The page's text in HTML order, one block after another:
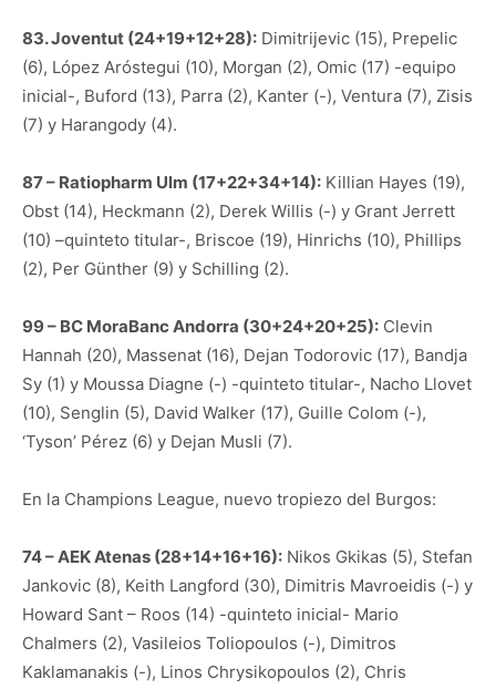
83. Joventut (24+19+12+28): Dimitrijevic (15), Prepelic
(6), López Aróstegui (10), Morgan (2), Omic (17) -equipo
inicial-, Buford (13), Parra (2), Kanter (-), Ventura (7), Zisis
(7) y Harangody (4).
87 – Ratiopharm Ulm (17+22+34+14): Killian Hayes (19),
Obst (14), Heckmann (2), Derek Willis (-) y Grant Jerrett
(10) –quinteto titular-, Briscoe (19), Hinrichs (10), Phillips
(2), Per Günther (9) y Schilling (2).
99 – BC MoraBanc Andorra (30+24+20+25): Clevin
Hannah (20), Massenat (16), Dejan Todorovic (17), Bandja
Sy (1) y Moussa Diagne (-) -quinteto titular-, Nacho Llovet
(10), Senglin (5), David Walker (17), Guille Colom (-),
‘Tyson’ Pérez (6) y Dejan Musli (7).
En la Champions League, nuevo tropiezo del Burgos:
74 – AEK Atenas (28+14+16+16): Nikos Gkikas (5), Stefan
Jankovic (8), Keith Langford (30), Dimitris Mavroeidis (-) y
Howard Sant – Roos (14) -quinteto inicial- Mario
Chalmers (2), Vasileios Toliopoulos (-), Dimitros
Kaklamanakis (-), Linos Chrysikopoulos (2), Chris